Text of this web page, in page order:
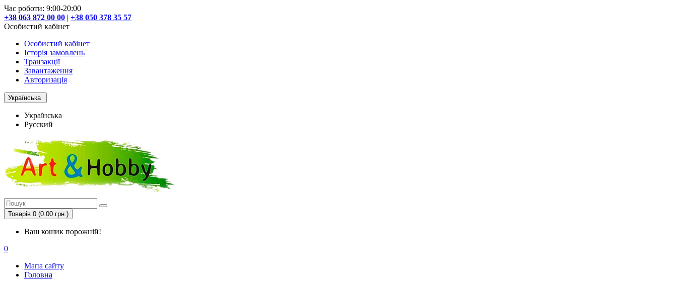
Час роботи: 9:00-20:00
+38 063 872 00 00 | +38 050 378 35 57
Особистий кабінет
Особистий кабінет
Історія замовлень
Транзакції
Завантаження
Авторизація
Українська
Українська
Русский
Товарів 0 (0.00 грн.)
Ваш кошик порожній!
0
Мапа сайту
Головна